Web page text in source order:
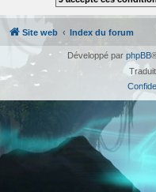
Site web Index du forum
Développé par phpBB